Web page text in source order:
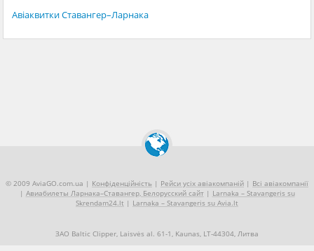
Авіаквитки Ставангер–Ларнака
© 2009 AviaGO.com.ua | Конфіденційність | Рейси усіх авіакомпаній | Всі авіакомпанії
| Авиабилеты Ларнака–Ставангер, Белорусский сайт| Larnaka – Stavangeris su
Skrendam24.lt | Larnaka – Stavangeris su Avia.lt
ЗАО Baltic Clipper, Laisvės al. 61-1, Kaunas, LT-44304, Литва